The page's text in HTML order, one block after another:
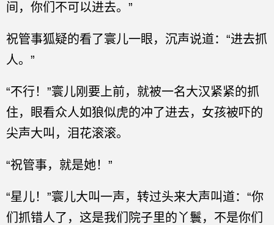
间，你们不可以进去。”
祝管事狐疑的看了寰儿一眼，沉声说道：“进去抓
人。”
“不行！”寰儿刚要上前，就被一名大汉紧紧的抓
住，眼看众人如狼似虎的冲了进去，女孩被吓的
尖声大叫，泪花滚滚。
“祝管事，就是她！”
“星儿！”寰儿大叫一声，转过头来大声叫道：“你
们抓错人了，这是我们院子里的丫鬟，不是你们